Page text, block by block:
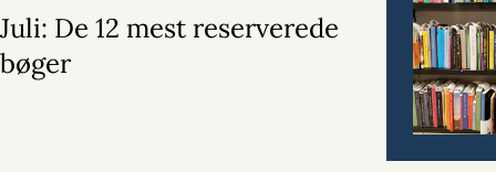
Juli: De 12 mest reserverede
bøger